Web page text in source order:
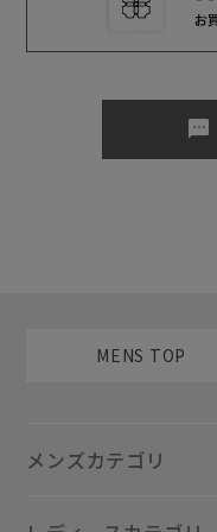
sms
MENS TOP
メンズカテゴリ